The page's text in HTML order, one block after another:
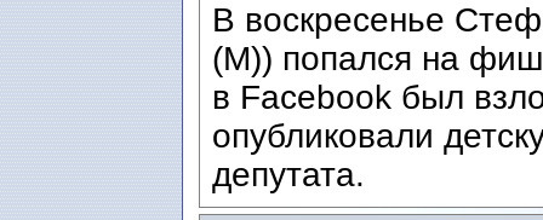
В воскресенье
(M)) попался на
в Facebook был
опубликовали
депутата.